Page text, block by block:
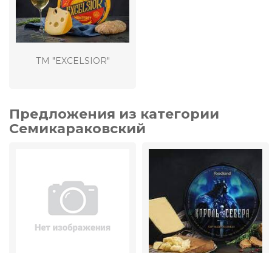
ТМ "EXCELSIOR"
Предложения из категории
Семикараковский